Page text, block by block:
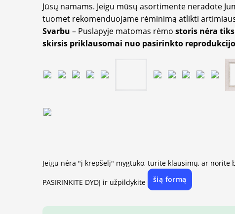
Jūsų namams. Jeigu mūsų asortimente neradote
tuomet rekomenduojame rėminimą atlikti
Svarbu – Puslapyje matomas rėmo storis nėra
skirsis priklausomai nuo pasirinkto
Jeigu nėra "į krepšelį" mygtuko, turite klausimų, ar norite
PASIRINKITE DYDĮ ir užpildykite šią formą